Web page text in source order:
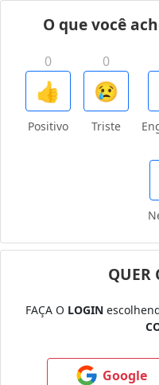
O que você
0
👍
Positivo
0
😢
Triste
QUER
FAÇA O LOGIN
Google